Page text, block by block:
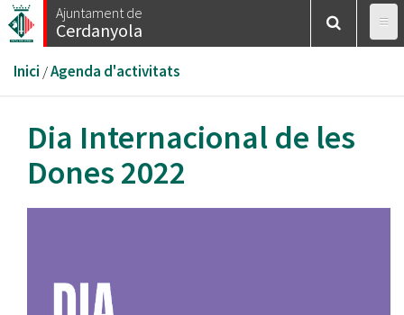
Vés
al
Ajuntament de
Cerdanyola
Esteu
aquí
Inici /Agenda d'activitats
Dia Internacional de les
Dones 2022